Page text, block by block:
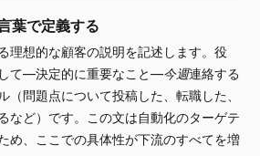
葉で定義する
理想的な顧客の説明を記述します。役
て—決定的に重要なこと—今週連絡する
（問題点について投稿した、転職した、
など）です。この文は自動化のターゲテ
め、ここでの具体性が下流のすべてを増